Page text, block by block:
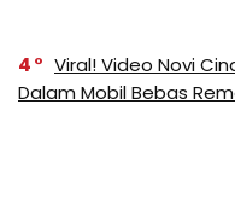
4
Viral! Video Novi
Dalam Mobil Bebas